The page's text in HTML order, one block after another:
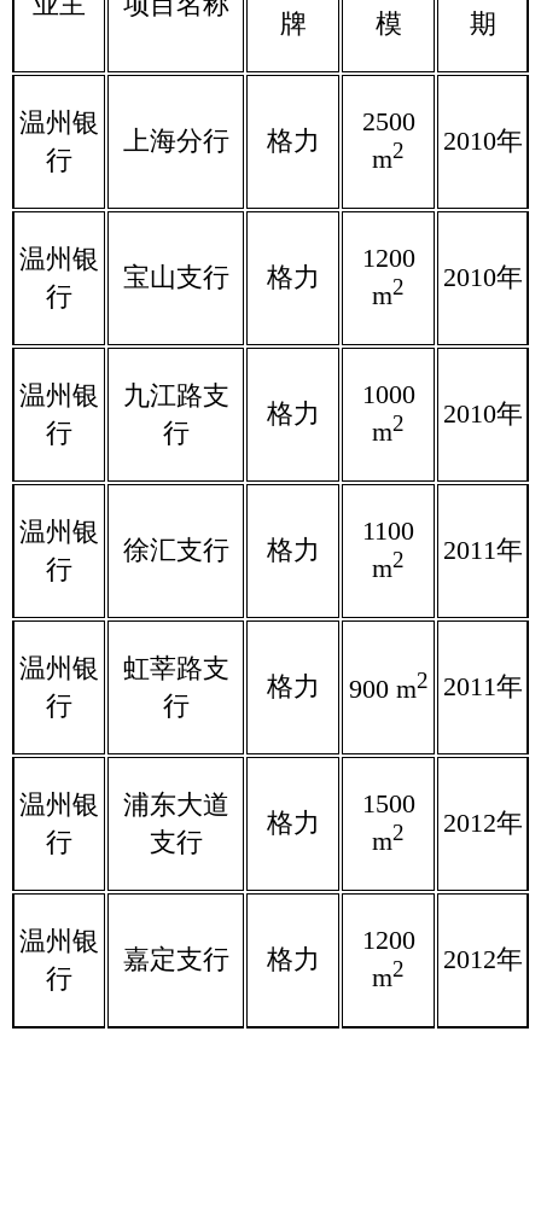
牌
模
期
温州银
行
上海分行 格力
2500
m2 2010年
温州银
行
宝山支行 格力
1200
m2 2010年
温州银
行
九江路支
行
格力
1000
m2 2010年
温州银
行
徐汇支行 格力
1100
m2 2011年
温州银
行
虹莘路支
行
格力 900 m2 2011年
温州银
行
浦东大道
支行
格力
1500
m2 2012年
温州银
行
嘉定支行 格力
1200
m2 2012年